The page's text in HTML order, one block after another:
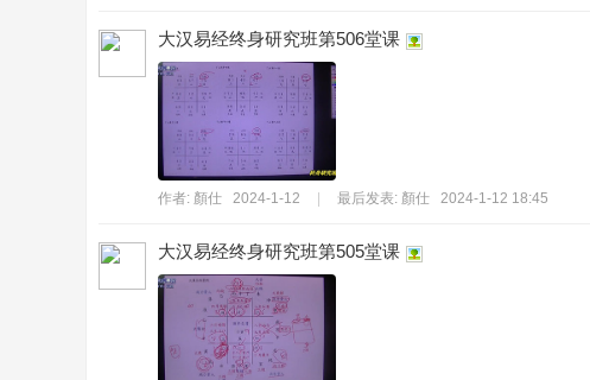
大汉易经终身研究班第506堂课
作者: 顏仕 2024-1-12 最后发表: 顏仕 2024-1-12 18:45
大汉易经终身研究班第505堂课